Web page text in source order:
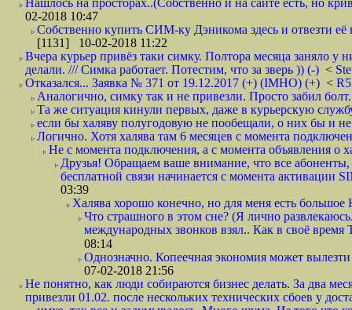
Нашлось на просторах..(Собственно и на сайте есть, но
02-2018 10:47
Собственно купить СИМ-ку Дэникома здесь и отвезти
[1131] 10-02-2018 11:22
Вчера курьер привёз таки симку. Полтора месяца заняло
делали. /// Симка работает. Потестим, что за зверь )) (-) <
Отказался... Заявка № 371 от 19.12.2017 (+) (IMHO) (+) <
Аналогично, симку так и не привезли. Просто забил
Та же ситуация кинули первых, даже в курьерскую
если бы халяву полугодовую не пообещали, о них бы и
Логично. Хотя халява там 6 месяцев с момента
Не с момента подключения, а с момента объявления о
Друзья! Обращаем ваше внимание, что все
бесплатной связи начинается с момента
03:39
Халява хорошо конечно, но для меня есть
Что страшного в этом сне? (Я лично
международных звонков взял.. Как в своё
08:14
Однозначно. Копеечная экономия может
07-02-2018 21:56
Не понятно, как люди собираются бизнес делать. За два
привезли 01.02. после нескольких технических сбоев у